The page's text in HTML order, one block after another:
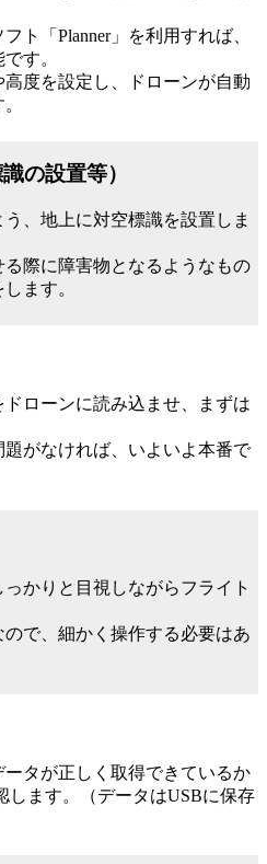
ト「Planner」を利用すれば、
す。
度を設定し、ドローンが自動
の設置等）
、地上に対空標識を設置しま
際に障害物となるようなもの
ます。
ローンに読み込ませ、まずは
がなければ、いよいよ本番で
かりと目視しながらフライト
で、細かく操作する必要はあ
タが正しく取得できているか
します。（データはUSBに保存